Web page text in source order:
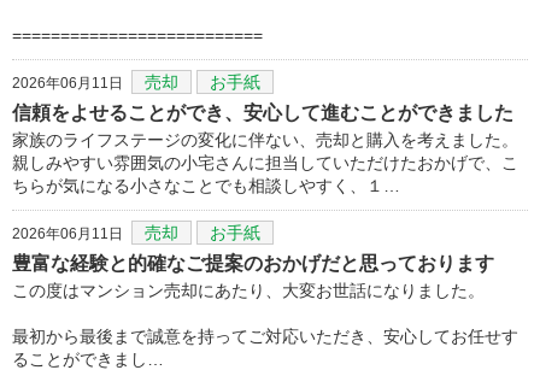
==========================
2026年06月11日 売却 お手紙
信頼をよせることができ、安心して進むことができました
家族のライフステージの変化に伴ない、売却と購入を考えました。
親しみやすい雰囲気の小宅さんに担当していただけたおかげで、こ
ちらが気になる小さなことでも相談しやすく、１…
2026年06月11日 売却 お手紙
豊富な経験と的確なご提案のおかげだと思っております
この度はマンション売却にあたり、大変お世話になりました。
最初から最後まで誠意を持ってご対応いただき、安心してお任せす
ることができまし…